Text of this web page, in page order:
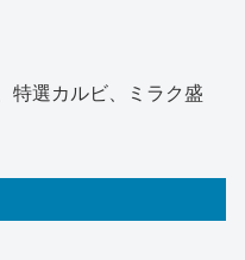
特選カルビ、ミラク盛